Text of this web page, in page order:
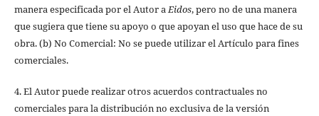
manera especificada por el Autor aEidos, pero no de una manera
que sugiera que tiene su apoyo o que apoyan el uso que hace de su
obra. (b) No Comercial: No se puede utilizar el Artículo para fines
comerciales.
4. El Autor puede realizar otros acuerdos contractuales no
comerciales para la distribución no exclusiva de la versión